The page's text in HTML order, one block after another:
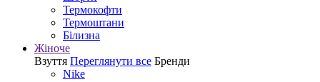
Термокофти
Термоштани
Білизна
Жіноче
Взуття Переглянути все Бренди
Nike